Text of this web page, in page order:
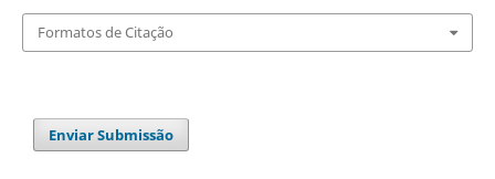
Formatos de Citação
Enviar Submissão